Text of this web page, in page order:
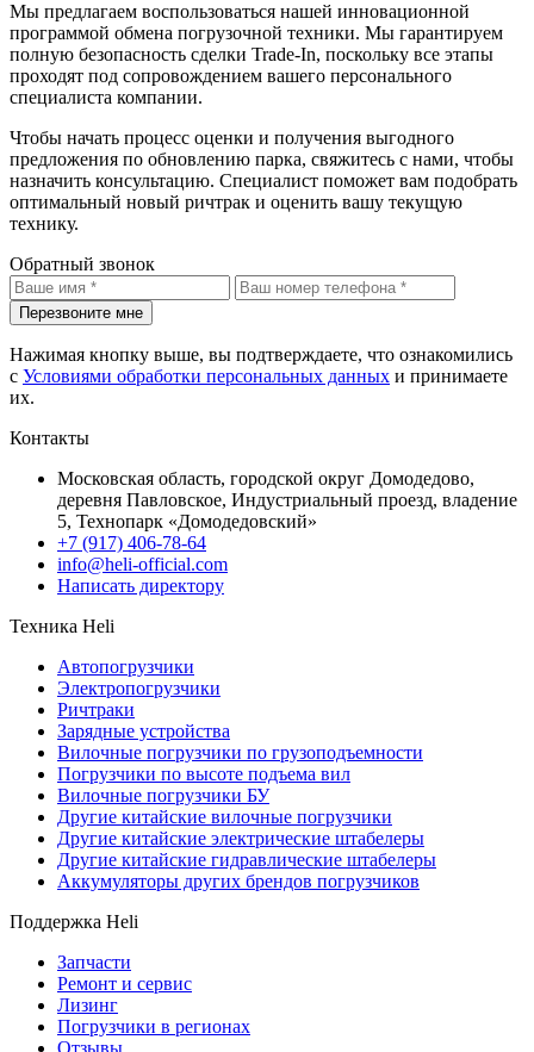
Мы предлагаем воспользоваться нашей инновационной
программой обмена погрузочной техники. Мы гарантируем
полную безопасность сделки Trade-In, поскольку все этапы
проходят под сопровождением вашего персонального
специалиста компании.
Чтобы начать процесс оценки и получения выгодного
предложения по обновлению парка, свяжитесь с нами, чтобы
назначить консультацию. Специалист поможет вам подобрать
оптимальный новый ричтрак и оценить вашу текущую
технику.
Обратный звонок
Перезвоните мне
Нажимая кнопку выше, вы подтверждаете, что ознакомились
с Условиями обработки персональных данных и принимаете
их.
Контакты
Московская область, городской округ Домодедово,
деревня Павловское, Индустриальный проезд, владение
5, Технопарк «Домодедовский»
+7 (917) 406-78-64
info@heli-official.com
Написать директору
Техника Heli
Автопогрузчики
Электропогрузчики
Ричтраки
Зарядные устройства
Вилочные погрузчики по грузоподъемности
Погрузчики по высоте подъема вил
Вилочные погрузчики БУ
Другие китайские вилочные погрузчики
Другие китайские электрические штабелеры
Другие китайские гидравлические штабелеры
Аккумуляторы других брендов погрузчиков
Поддержка Heli
Запчасти
Ремонт и сервис
Лизинг
Погрузчики в регионах